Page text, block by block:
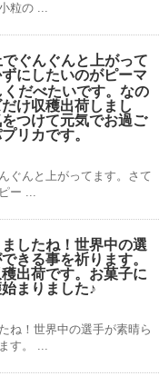
粒の ...
ぐんぐんと上がって
にしたいのがピーマ
だべたいです。なの
け収穫出荷しまし
つけて元気でお過ご
リカです。
ぐんと上がってます。さて
ー ...
したね！世界中の選
きる事を祈ります。
出荷です。お菓子に
まりました♪
ね！世界中の選手が素晴ら
す。 ...